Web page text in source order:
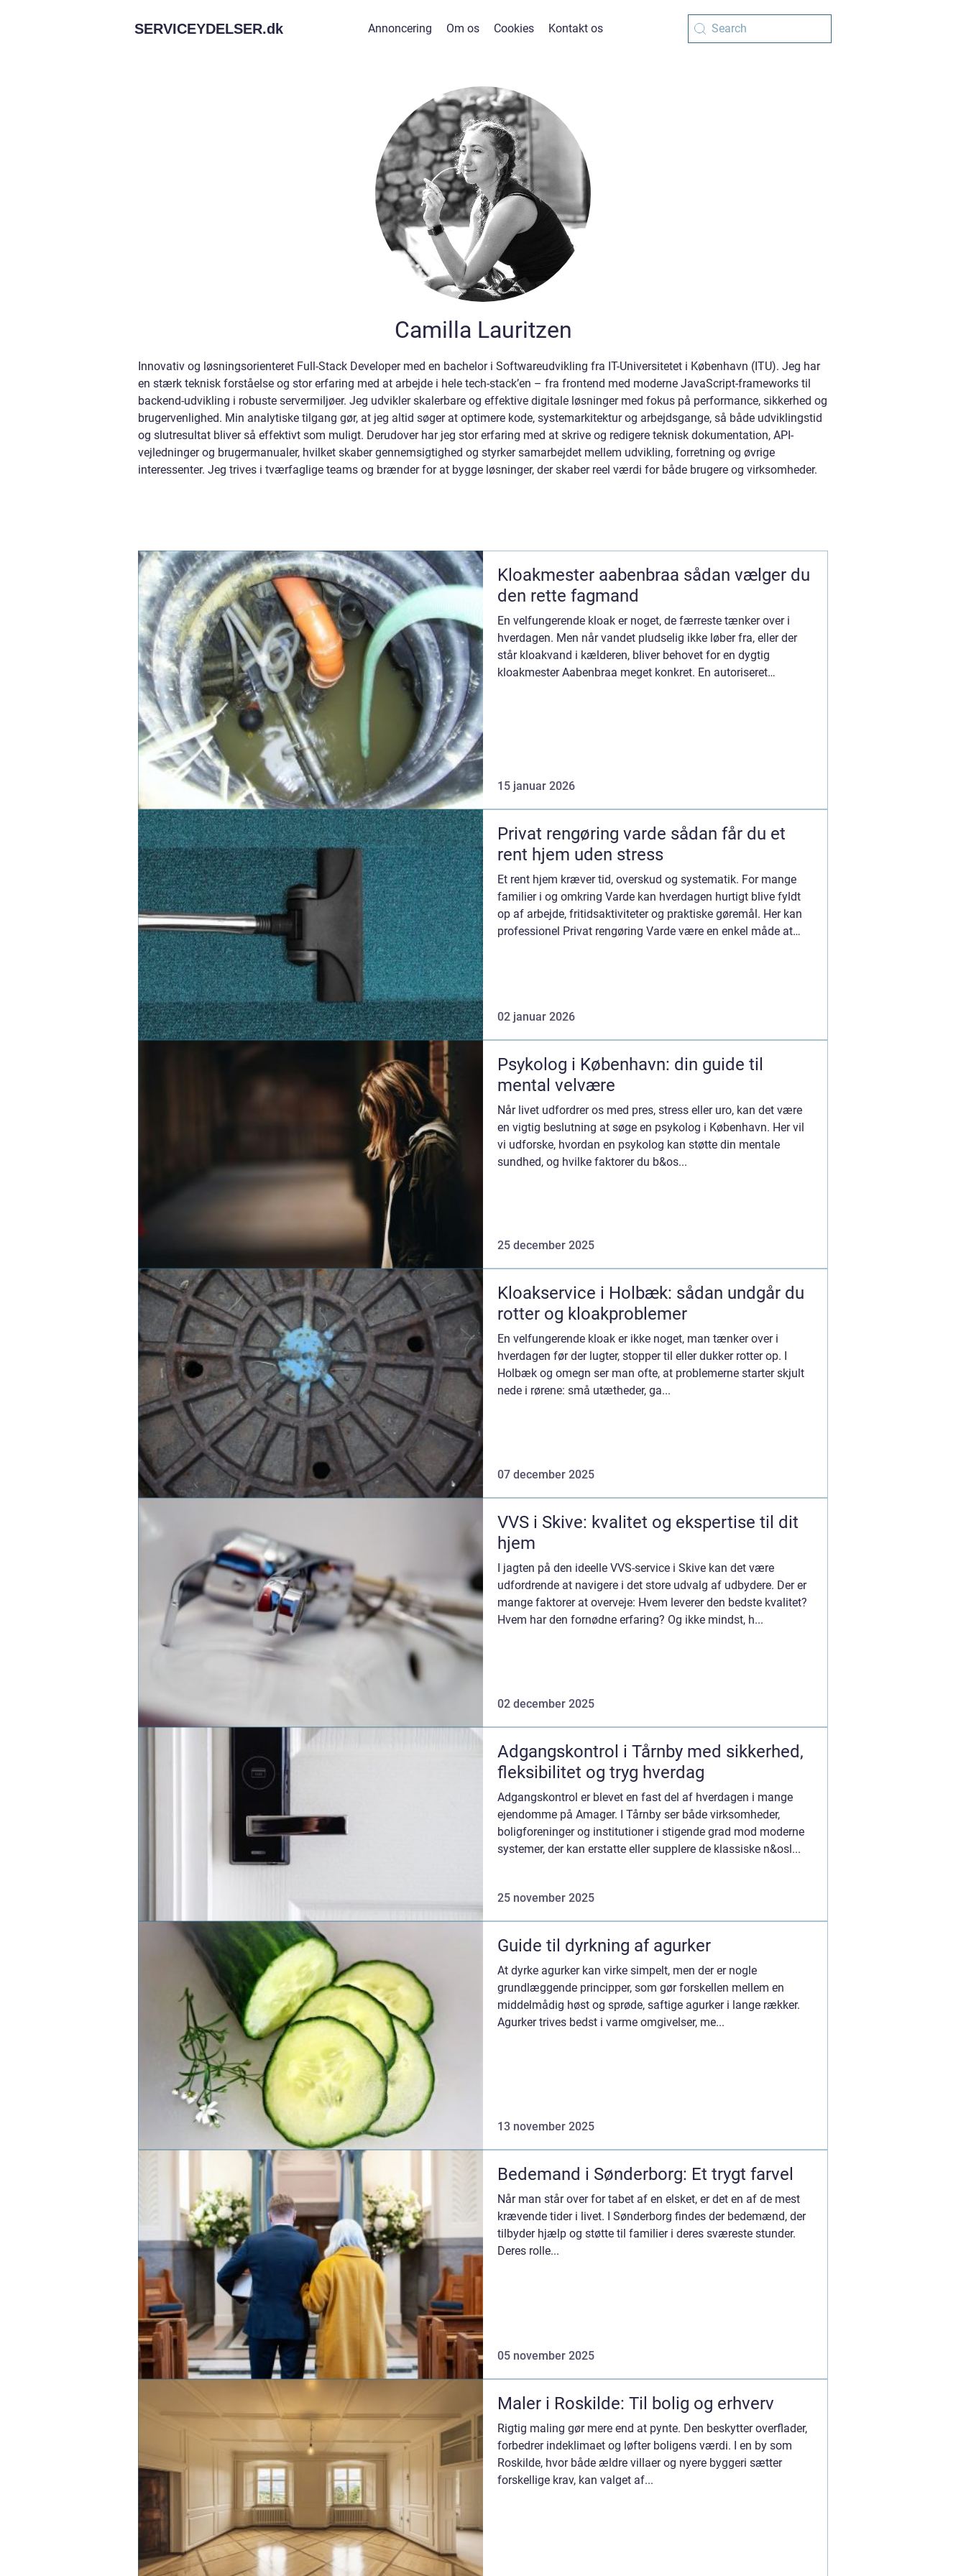
SERVICEYDELSER.dk Annoncering Om os Cookies Kontakt os
Camilla Lauritzen
Innovativ og løsningsorienteret Full-Stack Developer med en bachelor i Softwareudvikling fra IT-Universitetet i København (ITU). Jeg har
en stærk teknisk forståelse og stor erfaring med at arbejde i hele tech-stack’en – fra frontend med moderne JavaScript-frameworks til
backend-udvikling i robuste servermiljøer. Jeg udvikler skalerbare og effektive digitale løsninger med fokus på performance, sikkerhed og
brugervenlighed. Min analytiske tilgang gør, at jeg altid søger at optimere kode, systemarkitektur og arbejdsgange, så både udviklingstid
og slutresultat bliver så effektivt som muligt. Derudover har jeg stor erfaring med at skrive og redigere teknisk dokumentation, API-
vejledninger og brugermanualer, hvilket skaber gennemsigtighed og styrker samarbejdet mellem udvikling, forretning og øvrige
interessenter. Jeg trives i tværfaglige teams og brænder for at bygge løsninger, der skaber reel værdi for både brugere og virksomheder.
Kloakmester aabenbraa sådan vælger du
den rette fagmand
En velfungerende kloak er noget, de færreste tænker over i
hverdagen. Men når vandet pludselig ikke løber fra, eller der
står kloakvand i kælderen, bliver behovet for en dygtig
kloakmester Aabenbraa meget konkret. En autoriseret
15 januar 2026
Privat rengøring varde sådan får du et
rent hjem uden stress
Et rent hjem kræver tid, overskud og systematik. For mange
familier i og omkring Varde kan hverdagen hurtigt blive fyldt
op af arbejde, fritidsaktiviteter og praktiske gøremål. Her kan
professionel Privat rengøring Varde være en enkel måde at
02 januar 2026
Psykolog i København: din guide til
mental velvære
Når livet udfordrer os med pres, stress eller uro, kan det være
en vigtig beslutning at søge en psykolog i København. Her vil
vi udforske, hvordan en psykolog kan støtte din mentale
sundhed, og hvilke faktorer du b&os...
25 december 2025
Kloakservice i Holbæk: sådan undgår du
rotter og kloakproblemer
En velfungerende kloak er ikke noget, man tænker over i
hverdagen før der lugter, stopper til eller dukker rotter op. I
Holbæk og omegn ser man ofte, at problemerne starter skjult
nede i rørene: små utætheder, ga...
07 december 2025
VVS i Skive: kvalitet og ekspertise til dit
hjem
I jagten på den ideelle VVS-service i Skive kan det være
udfordrende at navigere i det store udvalg af udbydere. Der er
mange faktorer at overveje: Hvem leverer den bedste kvalitet?
Hvem har den fornødne erfaring? Og ikke mindst, h...
02 december 2025
Adgangskontrol i Tårnby med sikkerhed,
fleksibilitet og tryg hverdag
Adgangskontrol er blevet en fast del af hverdagen i mange
ejendomme på Amager. I Tårnby ser både virksomheder,
boligforeninger og institutioner i stigende grad mod moderne
systemer, der kan erstatte eller supplere de klassiske n&osl...
25 november 2025
Guide til dyrkning af agurker
At dyrke agurker kan virke simpelt, men der er nogle
grundlæggende principper, som gør forskellen mellem en
middelmådig høst og sprøde, saftige agurker i lange rækker.
Agurker trives bedst i varme omgivelser, me...
13 november 2025
Bedemand i Sønderborg: Et trygt farvel
Når man står over for tabet af en elsket, er det en af de mest
krævende tider i livet. I Sønderborg findes der bedemænd, der
tilbyder hjælp og støtte til familier i deres sværeste stunder.
Deres rolle...
05 november 2025
Maler i Roskilde: Til bolig og erhverv
Rigtig maling gør mere end at pynte. Den beskytter overflader,
forbedrer indeklimaet og løfter boligens værdi. I en by som
Roskilde, hvor både ældre villaer og nyere byggeri sætter
forskellige krav, kan valget af...